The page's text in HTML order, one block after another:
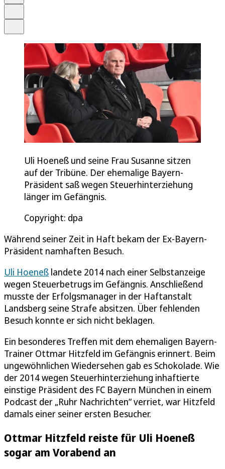
Uli Hoeneß und seine Frau Susanne sitzen
auf der Tribüne. Der ehemalige Bayern-
Präsident saß wegen Steuerhinterziehung
länger im Gefängnis.
Copyright: dpa
Während seiner Zeit in Haft bekam der Ex-Bayern-
Präsident namhaften Besuch.
Uli Hoeneß landete 2014 nach einer Selbstanzeige
wegen Steuerbetrugs im Gefängnis. Anschließend
musste der Erfolgsmanager in der Haftanstalt
Landsberg seine Strafe absitzen. Über fehlenden
Besuch konnte er sich nicht beklagen.
Ein besonderes Treffen mit dem ehemaligen Bayern-
Trainer Ottmar Hitzfeld im Gefängnis erinnert. Beim
ungewöhnlichen Wiedersehen gab es Schokolade. Wie
der 2014 wegen Steuerhinterziehung inhaftierte
einstige Präsident des FC Bayern München in einem
Podcast der „Ruhr Nachrichten“ verriet, war Hitzfeld
damals einer seiner ersten Besucher.
Ottmar Hitzfeld reiste für Uli Hoeneß
sogar am Vorabend an